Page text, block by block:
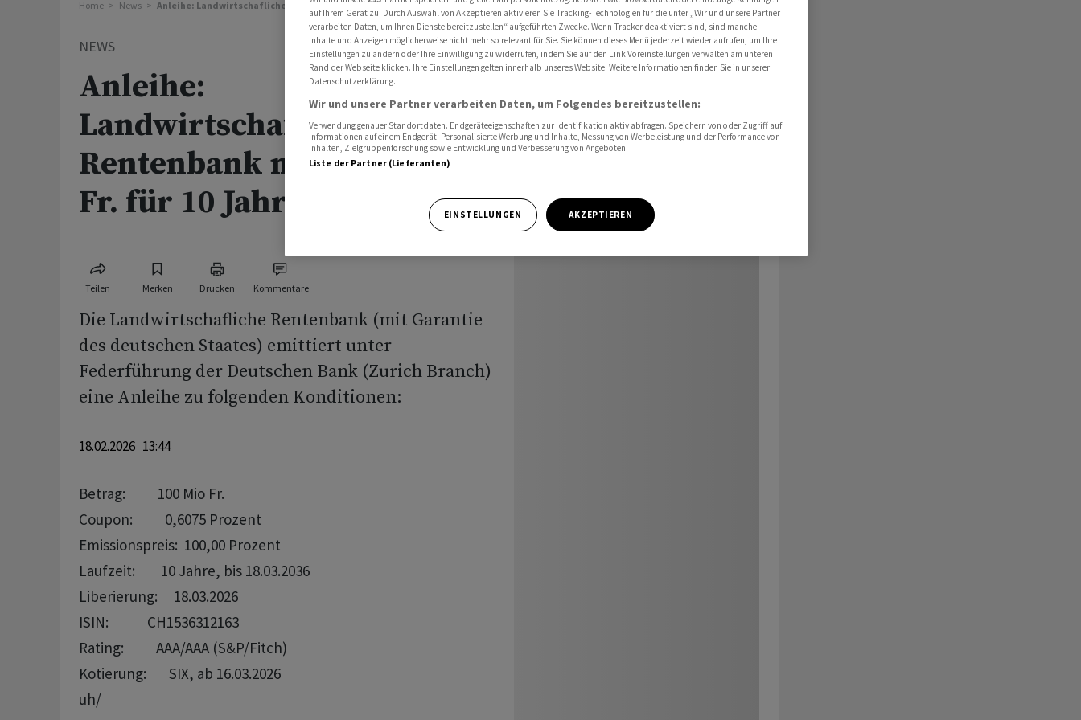
Home News Anleihe: Landwirtschafliche Rentenbank nimmt 100 Mio Fr. für 10 Jahre auf
NEWS
Anleihe:
Landwirtschafliche
Rentenbank nimmt 100 Mio
Fr. für 10 Jahre auf
Teilen Merken Drucken Kommentare
Die Landwirtschafliche Rentenbank (mit Garantie
des deutschen Staates) emittiert unter
Federführung der Deutschen Bank (Zurich Branch)
eine Anleihe zu folgenden Konditionen:
18.02.2026 13:44
Betrag:          100 Mio Fr.
Coupon:          0,6075 Prozent
Emissionspreis:  100,00 Prozent
Laufzeit:        10 Jahre, bis 18.03.2036
Liberierung:     18.03.2026
ISIN:            CH1536312163
Rating:          AAA/AAA (S&P/Fitch)
Kotierung:       SIX, ab 16.03.2026
uh/
auf Ihrem Gerät zu. Durch Auswahl von Akzeptieren aktivieren Sie Tracking-Technologien für die unter „Wir und unsere Partner
verarbeiten Daten, um Ihnen Dienste bereitzustellen“ aufgeführten Zwecke. Wenn Tracker deaktiviert sind, sind manche
Inhalte und Anzeigen möglicherweise nicht mehr so relevant für Sie. Sie können dieses Menü jederzeit wieder aufrufen, um Ihre
Einstellungen zu ändern oder Ihre Einwilligung zu widerrufen, indem Sie auf den Link Voreinstellungen verwalten am unteren
Rand der Webseite klicken. Ihre Einstellungen gelten innerhalb unseres Website. Weitere Informationen finden Sie in unserer
Datenschutzerklärung.
Wir und unsere Partner verarbeiten Daten, um Folgendes bereitzustellen:
Verwendung genauer Standortdaten. Endgeräteeigenschaften zur Identifikation aktiv abfragen. Speichern von oder Zugriff auf
Informationen auf einem Endgerät. Personalisierte Werbung und Inhalte, Messung von Werbeleistung und der Performance von
Inhalten, Zielgruppenforschung sowie Entwicklung und Verbesserung von Angeboten.
Liste der Partner (Lieferanten)
EINSTELLUNGEN AKZEPTIEREN